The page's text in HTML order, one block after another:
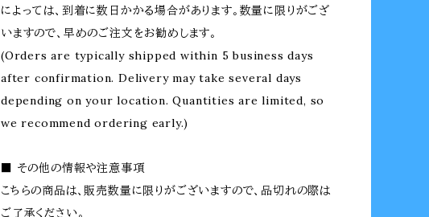
によっては、到着に数日かかる場合があります。数量に限りがござ
いますので、早めのご注文をお勧めします。
(Orders are typically shipped within 5 business days
after confirmation. Delivery may take several days
depending on your location. Quantities are limited, so
we recommend ordering early.)
■ その他の情報や注意事項
こちらの商品は、販売数量に限りがございますので、品切れの際は
ご了承ください。